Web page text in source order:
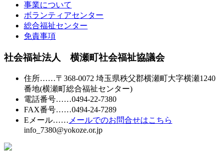
事業について
ボランティアセンター
総合福祉センター
免責事項
社会福祉法人 横瀬町社会福祉協議会
住所……〒368-0072 埼玉県秩父郡横瀬町大字横瀬1240
番地(横瀬町総合福祉センター)
電話番号……0494-22-7380
FAX番号……0494-24-7289
Eメール…… メールでのお問合せはこちら
info_7380@yokoze.or.jp